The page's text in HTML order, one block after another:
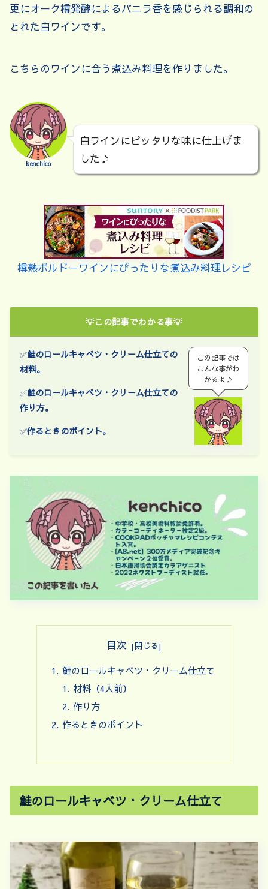
更にオーク樽発酵によるバニラ香を感じられる調和の
とれた白ワインです。
こちらのワインに合う煮込み料理を作りました。
kenchico
白ワインにピッタリな味に仕上げま
した♪
樽熟ボルドーワインにぴったりな煮込み料理レシピ
💡この記事でわかる事💡
✅鮭のロールキャベツ・クリーム仕立ての
材料。
✅鮭のロールキャベツ・クリーム仕立ての
作り方。
✅作るときのポイント。
この記事では
こんな事がわ
かるよ♪
目次
鮭のロールキャベツ・クリーム仕立て
材料（4人前）
作り方
作るときのポイント
鮭のロールキャベツ・クリーム仕立て